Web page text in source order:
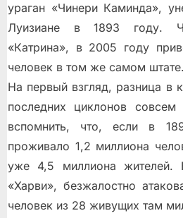
ураган «Чинери Каминда»,
Луизиане в 1893 году.
«Катрина», в 2005 году
человек в том же самом штате.
На первый взгляд, разница в
последних циклонов
вспомнить, что, если в
проживало 1,2 миллиона
уже 4,5 миллиона жителей.
«Харви», безжалостно
человек из 28 живущих там